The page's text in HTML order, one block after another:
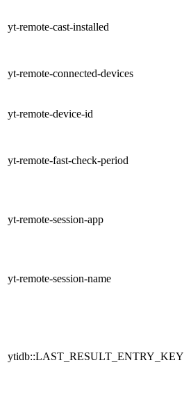
yt-remote-cast-installed
yt-remote-connected-devices
yt-remote-device-id
yt-remote-fast-check-period
yt-remote-session-app
yt-remote-session-name
ytidb::LAST_RESULT_ENTRY_KEY